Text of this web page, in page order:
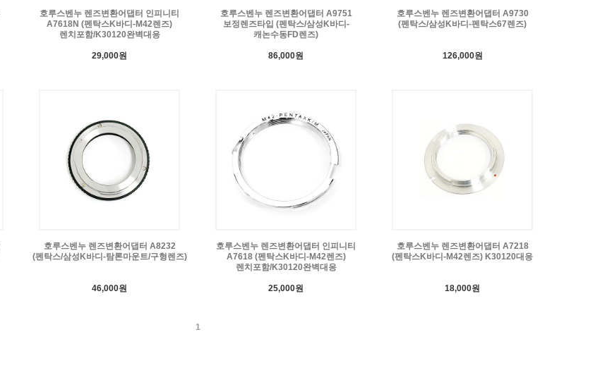
호루스벤누 렌즈변환어댑터 인피니티
A7618N (펜탁스K바디-M42렌즈)
렌치포함/K30120완벽대응
29,000원
호루스벤누 렌즈변환어댑터 A9751
보정렌즈타입 (펜탁스/삼성K바디-
캐논수동FD렌즈)
86,000원
호루스벤누 렌즈변환어댑터 A9730
(펜탁스/삼성K바디-펜탁스67렌즈)
126,000원
호루스벤누 렌즈변환어댑터 A8232
(펜탁스/삼성K바디-탐론마운트/구형렌즈)
46,000원
호루스벤누 렌즈변환어댑터 인피니티
A7618 (펜탁스K바디-M42렌즈)
렌치포함/K30120완벽대응
25,000원
호루스벤누 렌즈변환어댑터 A7218
(펜탁스K바디-M42렌즈) K30120대응
18,000원
1